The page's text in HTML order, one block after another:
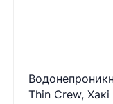
Thin Crew,